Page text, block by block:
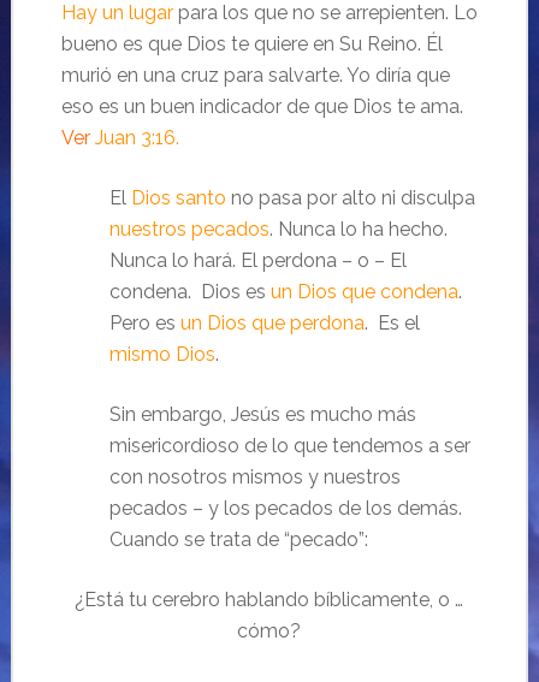
Hay un lugarpara los que no se arrepienten. Lo
bueno es que Dios te quiere en Su Reino. Él
murió en una cruz para salvarte. Yo diría que
eso es un buen indicador de que Dios te ama.
Ver Juan 3:16.
El Dios santo no pasa por alto ni disculpa
nuestros pecados. Nunca lo ha hecho.
Nunca lo hará. El perdona – o – El
condena. Dios es un Dios que condena.
Pero es un Dios que perdona. Es el
mismo Dios.
Sin embargo, Jesús es mucho más
misericordioso de lo que tendemos a ser
con nosotros mismos y nuestros
pecados – y los pecados de los demás.
Cuando se trata de “pecado”:
¿Está tu cerebro hablando bíblicamente, o …
cómo?